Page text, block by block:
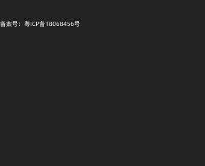
备案号：粤ICP备18068456号